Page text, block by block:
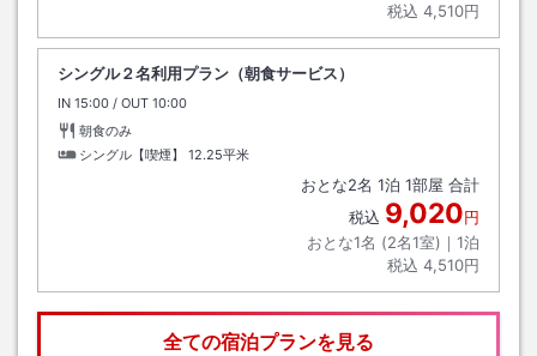
税込 4,510円
シングル２名利用プラン（朝食サービス）
IN チェックイン
15:00 / OUT チェックアウト
10:00
朝食のみ
シングル【喫煙】
12.25平米
おとな2名 1泊 1部屋 合計
税込 9,020円
おとな1名 (2名1室)｜ 1泊
税込 4,510円
全ての宿泊プランを見る